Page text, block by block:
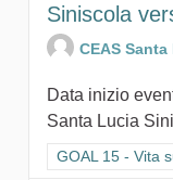
Siniscola
CEAS
Data inizio
Santa Lucia
Filtra i risultati
GOAL 15 - Vita